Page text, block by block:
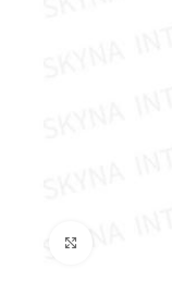
Click to